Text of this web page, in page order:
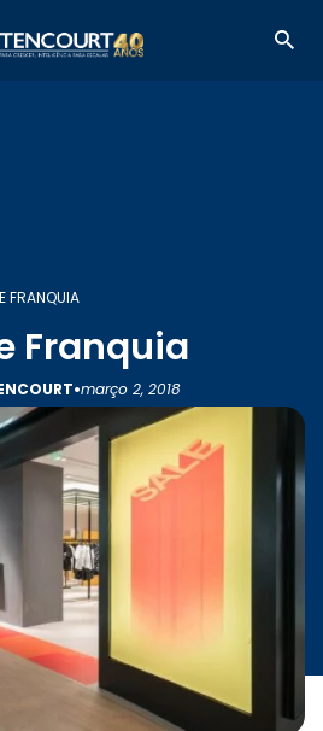
FRANQUIA
Franquia
•março 2, 2018